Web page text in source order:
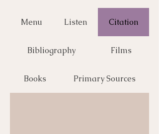
Menu Listen Citation
Bibliography Films
Books Primary Sources